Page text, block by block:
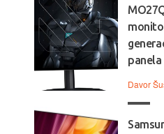
panela
Davor